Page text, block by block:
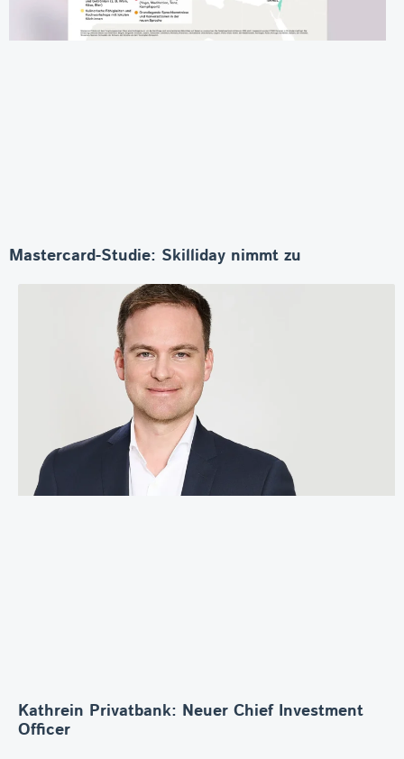
Mastercard-Studie: Skilliday nimmt zu
Kathrein Privatbank: Neuer Chief Investment
Officer